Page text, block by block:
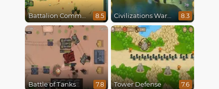
Battalion Commander 8.5 Civilizations Wars Master Edition 8.3
Battle of Tanks 7.8 Tower Defense 7.6